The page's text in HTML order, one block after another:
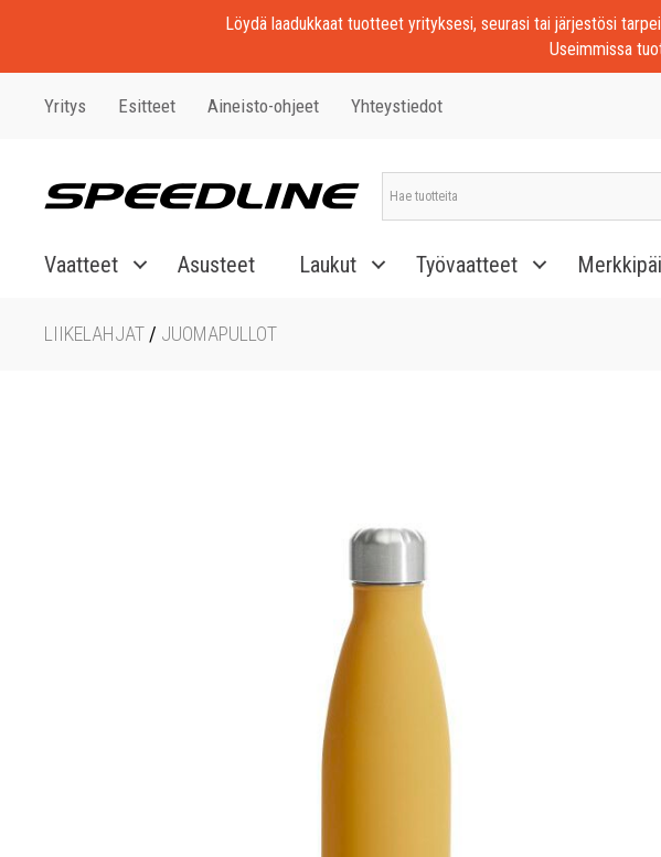
Löydä laadukkaat tuotteet yrityksesi, seurasi tai järjestösi
Useimmissa
Yritys Esitteet Aineisto-ohjeet Yhteystiedot
Vaatteet Asusteet Laukut Työvaatteet
LIIKELAHJAT / JUOMAPULLOT